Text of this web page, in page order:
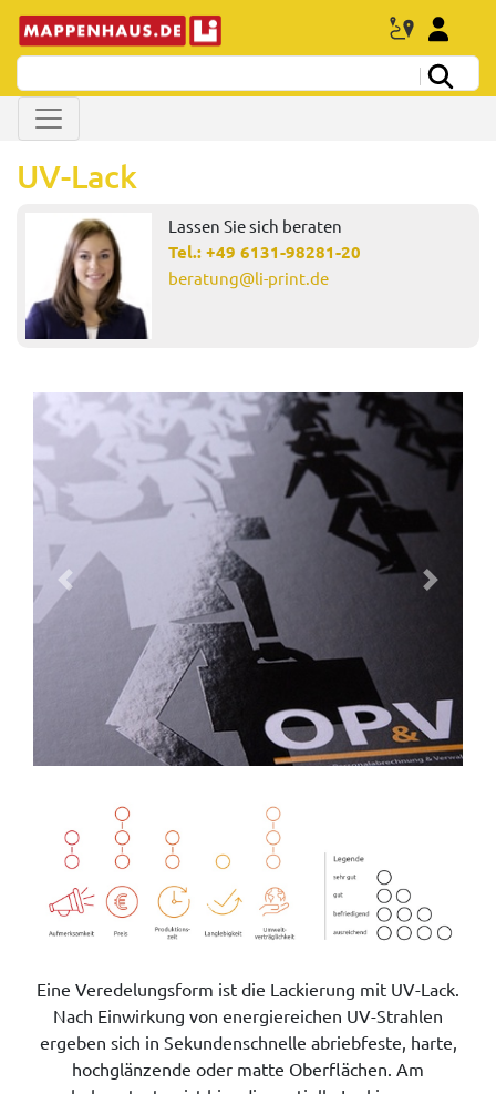
UV-Lack
Lassen Sie sich beraten
Tel.: +49 6131-98281-20
beratung@li-print.de
Previous Next
Eine Veredelungsform ist die Lackierung mit UV-Lack.
Nach Einwirkung von energiereichen UV-Strahlen
ergeben sich in Sekundenschnelle abriebfeste, harte,
hochglänzende oder matte Oberflächen. Am